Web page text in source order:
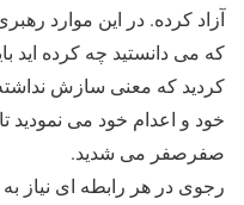
آزاد کرده. در این موارد
که می دانستید چه کرده
کردید که معنی سازش
خود و اعدام خود می
صفرصفر می شدید.
رجوی در هر رابطه ای نیاز